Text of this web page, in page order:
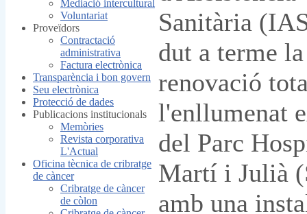
Sanitària
dut a terme la
renovació
l'enllumenat
del Parc
Martí i Julià
amb una
Mediació intercultural
Voluntariat
Proveïdors
Contractació
administrativa
Factura electrònica
Transparència i bon govern
Seu electrònica
Protecció de dades
Publicacions institucionals
Memòries
Revista corporativa
L'Actual
Oficina tècnica de cribratge
de càncer
Cribratge de càncer
de còlon